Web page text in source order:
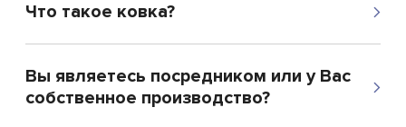
Что такое ковка?
Вы являетесь посредником или у Вас
собственное производство?